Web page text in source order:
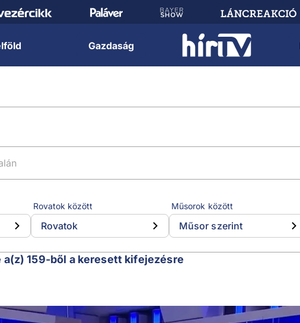
Gazdaság
Rovatok között
Rovatok
Műsorok között
Műsor szerint
159-ből a keresett kifejezésre